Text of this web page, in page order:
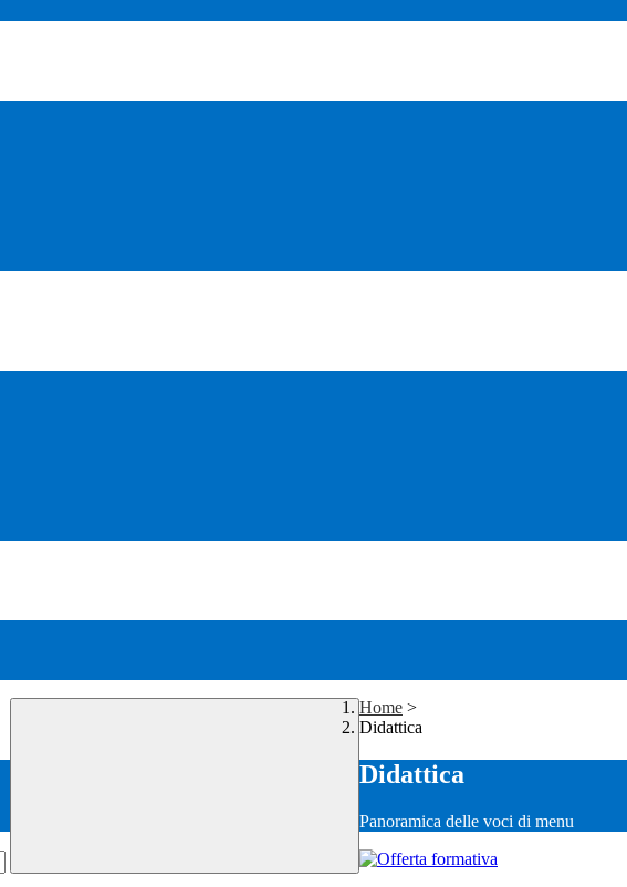
Home >
Didattica
Didattica
Panoramica delle voci di menu